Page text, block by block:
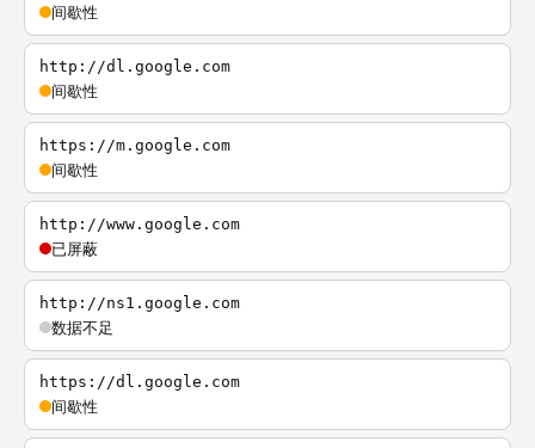
间歇性
http://dl.google.com
间歇性
https://m.google.com
间歇性
http://www.google.com
已屏蔽
http://ns1.google.com
数据不足
https://dl.google.com
间歇性